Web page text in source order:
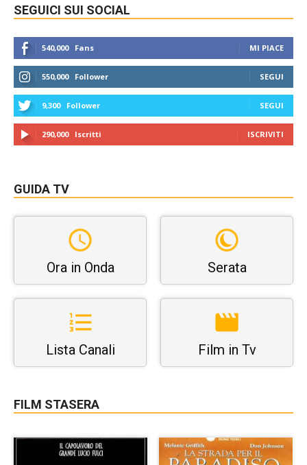
SEGUICI SUI SOCIAL
540,000 Fans MI PIACE
550,000 Follower SEGUI
9,300 Follower SEGUI
290,000 Iscritti ISCRIVITI
GUIDA TV
Ora in Onda Serata
Lista Canali Film in Tv
FILM STASERA